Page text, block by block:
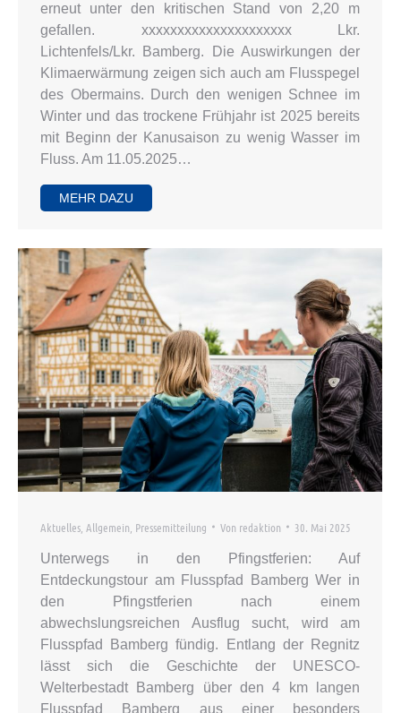
erneut unter den kritischen Stand von 2,20 m
gefallen. xxxxxxxxxxxxxxxxxxxxx Lkr.
Lichtenfels/Lkr. Bamberg. Die Auswirkungen der
Klimaerwärmung zeigen sich auch am Flusspegel
des Obermains. Durch den wenigen Schnee im
Winter und das trockene Frühjahr ist 2025 bereits
mit Beginn der Kanusaison zu wenig Wasser im
Fluss. Am 11.05.2025…
MEHR DAZU
Aktuelles Allgemein Pressemitteilung Von redaktion 30. Mai 2025
Unterwegs in den Pfingstferien: Auf
Entdeckungstour am Flusspfad Bamberg Wer in
den Pfingstferien nach einem
abwechslungsreichen Ausflug sucht, wird am
Flusspfad Bamberg fündig. Entlang der Regnitz
lässt sich die Geschichte der UNESCO-
Welterbestadt Bamberg über den 4 km langen
Flusspfad Bamberg aus einer besonders